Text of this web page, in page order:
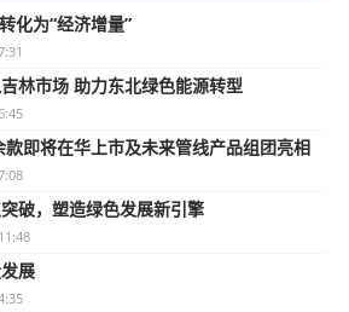
化为“经济增量”
林市场 助力东北绿色能源转型
即将在华上市及未来管线产品组团亮相
破，塑造绿色发展新引擎
展